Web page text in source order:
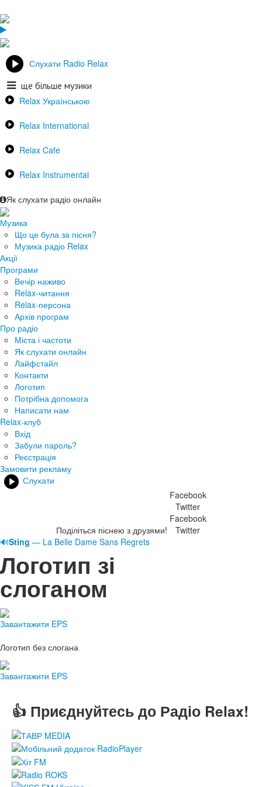
Слухати Radio Relax
ще більше музики
Relax Українською
Relax International
Relax Cafe
Relax Instrumental
Як слухати радіо онлайн
Музика
Що це була за пісня?
Музика радіо Relax
Акції
Програми
Вечір наживо
Relax-читання
Relax-персона
Архів програм
Про радіо
Міста і частоти
Як слухати онлайн
Лайфстайл
Контакти
Логотип
Потрібна допомога
Написати нам
Relax-клуб
Вхід
Забули пароль?
Реєстрація
Замовити рекламу
Слухати
Поділіться піснею з друзями!
Facebook
Twitter
Facebook
Twitter
🔊Sting — La Belle Dame Sans Regrets
Логотип зі
слоганом
Завантажити EPS
Логотип без слогана
Завантажити EPS
👍 Приєднуйтесь до Радіо Relax!